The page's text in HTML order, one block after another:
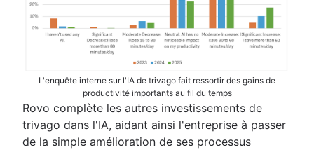
L'enquête interne sur l'IA de trivago fait ressortir des gains de
productivité importants au fil du temps
Rovo complète les autres investissements de
trivago dans l'IA, aidant ainsi l'entreprise à passer
de la simple amélioration de ses processus